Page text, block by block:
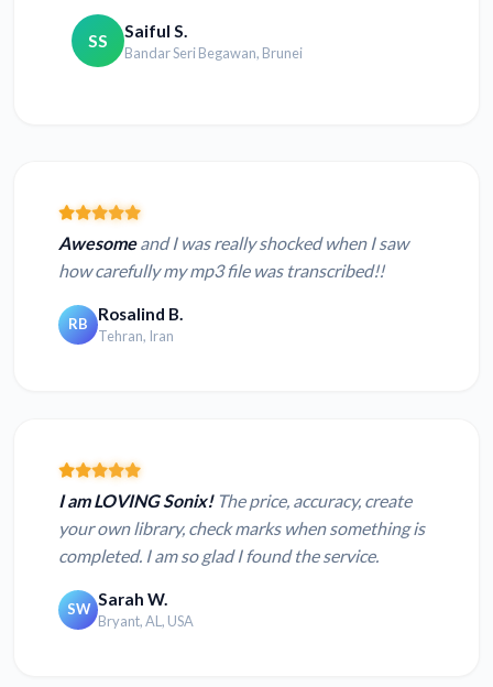
SS Saiful S.
Bandar Seri Begawan, Brunei
Awesomeand I was really shocked when I saw
how carefully my mp3 file was transcribed!!
RB Rosalind B.
Tehran, Iran
I am LOVING Sonix!The price, accuracy, create
your own library, check marks when something is
completed. I am so glad I found the service.
SW Sarah W.
Bryant, AL, USA